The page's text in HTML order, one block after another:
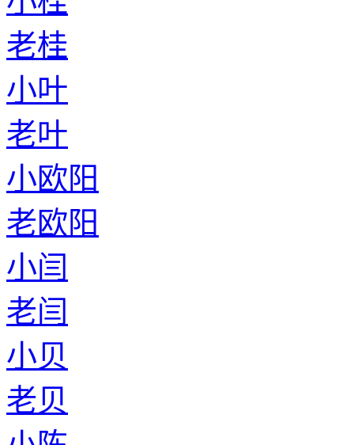
老桂
小叶
老叶
小欧阳
老欧阳
小闫
老闫
小贝
老贝